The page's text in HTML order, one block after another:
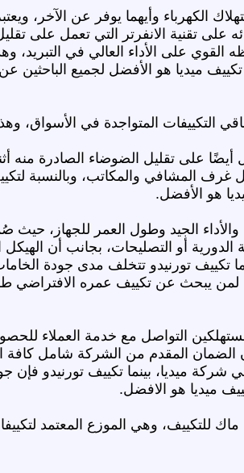
الكهرباء وأيهما يوفر عن الآخر،
تقنية الانفرتر التي تعمل على
على الأداء العالي في التبريد،
ميديا هو الأفضل لجميع الباحثين
التكييفات المتواجدة في الأسواق،
على تقليل الضوضاء الصادرة منه
غرف المشافي والمكاتب، وبالنسبة
هو الأفضل.
والأداء الجيد وطول العمر للجهاز، حيث
أو التصليحات، بجانب أن
تكييف تورنيدو تتخلف مدى جودة
لمن يبحث عن تكييف عمره الافتراضي
التواصل مع خدمة العملاء
الضمان المقدم من الشركة شامل كافة
ميديا، بينما تكييف تورنيدو فإن
ميديا هو الافضل.
للتكييف، وهي الموزع المعتمد